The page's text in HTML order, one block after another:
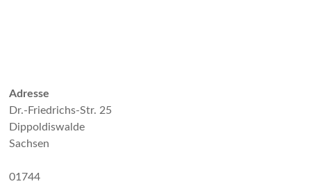
Adresse
Dr.-Friedrichs-Str. 25
Dippoldiswalde
Sachsen
01744